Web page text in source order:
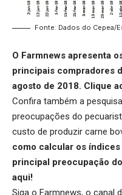
Fonte: Dados do Cepea/
O Farmnews apresenta
principais compradores
agosto de 2018. Clique
Confira também a
preocupações do
custo de produzir carne
como calcular os
principal preocupação
aqui!
Siga o Farmnews, o canal